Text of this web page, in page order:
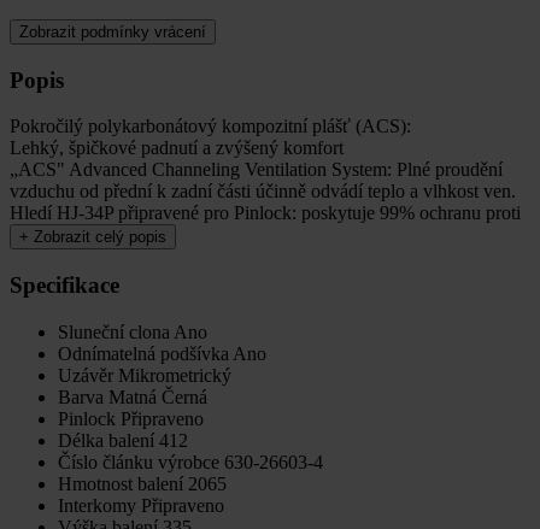
Zobrazit podmínky vrácení
Popis
Pokročilý polykarbonátový kompozitní plášť (ACS):
Lehký, špičkové padnutí a zvýšený komfort
„ACS" Advanced Channeling Ventilation System: Plné proudění
vzduchu od přední k zadní části účinně odvádí teplo a vlhkost ven.
Hledí HJ-34P připravené pro Pinlock: poskytuje 99% ochranu proti
+ Zobrazit celý popis
Specifikace
Sluneční clona Ano
Odnímatelná podšívka Ano
Uzávěr Mikrometrický
Barva Matná Černá
Pinlock Připraveno
Délka balení 412
Číslo článku výrobce 630-26603-4
Hmotnost balení 2065
Interkomy Připraveno